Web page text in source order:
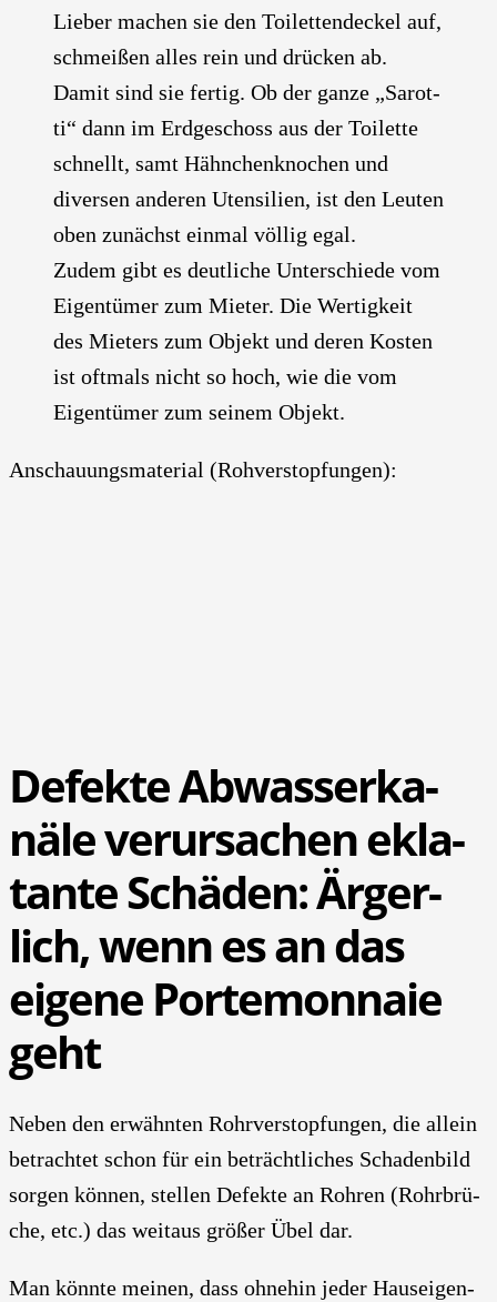
Lie­ber machen sie den Toi­let­ten­de­ckel auf,
schmei­ßen alles rein und drü­cken ab.
Damit sind sie fer­tig. Ob der gan­ze „Sarot­
ti“ dann im Erd­ge­schoss aus der Toi­let­te
schnellt, samt Hähn­chen­kno­chen und
diver­sen ande­ren Uten­si­li­en, ist den Leu­ten
oben zunächst ein­mal völ­lig egal.
Zudem gibt es deut­li­che Unter­schie­de vom
Eigen­tü­mer zum Mie­ter. Die Wer­tig­keit
des Mie­ters zum Objekt und deren Kos­ten
ist oft­mals nicht so hoch, wie die vom
Eigen­tü­mer zum sei­nem Objekt.
Anschau­ungs­ma­te­ri­al (Roh­ver­stop­fun­gen):
Defek­te Abwas­ser­ka­
nä­le ver­ur­sa­chen ekla­
tan­te Schä­den: Ärger­
lich, wenn es an das
eige­ne Porte­mon­naie
geht
Neben den erwähn­ten Rohr­ver­stop­fun­gen, die allein
betrach­tet schon für ein beträcht­li­ches Scha­den­bild
sor­gen kön­nen, stel­len Defek­te an Roh­ren (Rohr­brü­
che, etc.) das weit­aus grö­ßer Übel dar.
Man könn­te mei­nen, dass ohne­hin jeder Haus­ei­gen­